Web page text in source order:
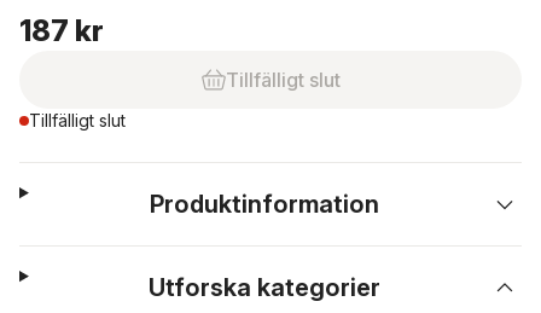
187 kr
Tillfälligt slut
Tillfälligt slut
Produktinformation
Utforska kategorier